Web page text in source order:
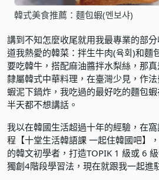
韓式美食推薦：麵包蝦(멘보샤)
講到不知怎麼收尾就用我最專業的部
道我熱愛的韓菜：拌生牛肉(육회)和麵
要吃韓牛，搭配麻油醬拌水梨絲，那
隸屬韓式中華料理，在臺灣少見，作
蝦泥下鍋炸，我吃過的最好吃的麵包
半天都不想講話。
我以在韓國生活超過十年的經驗，在
程 【十堂生活韓語課 一起住韓國吧】
的韓文初學者，打造TOPIK 1 級或 6
獨創4階段學習法，現在就跟我一起進